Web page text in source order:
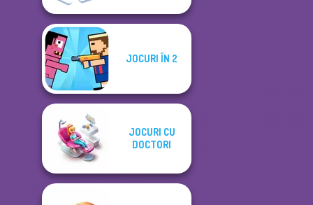
JOCURI ÎN 2
JOCURI CU
DOCTORI